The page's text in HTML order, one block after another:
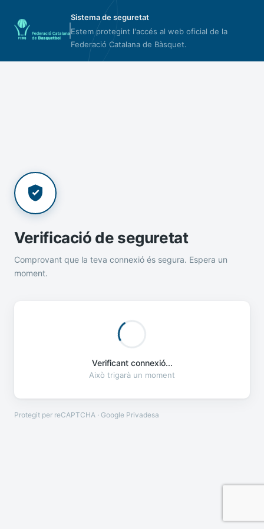
Sistema de seguretat
Estem protegint l'accés al web oficial de la
Federació Catalana de Bàsquet.
Verificació de seguretat
Comprovant que la teva connexió és segura. Espera un
moment.
Verificant connexió...
Això trigarà un moment
Protegit per reCAPTCHA · Google Privadesa